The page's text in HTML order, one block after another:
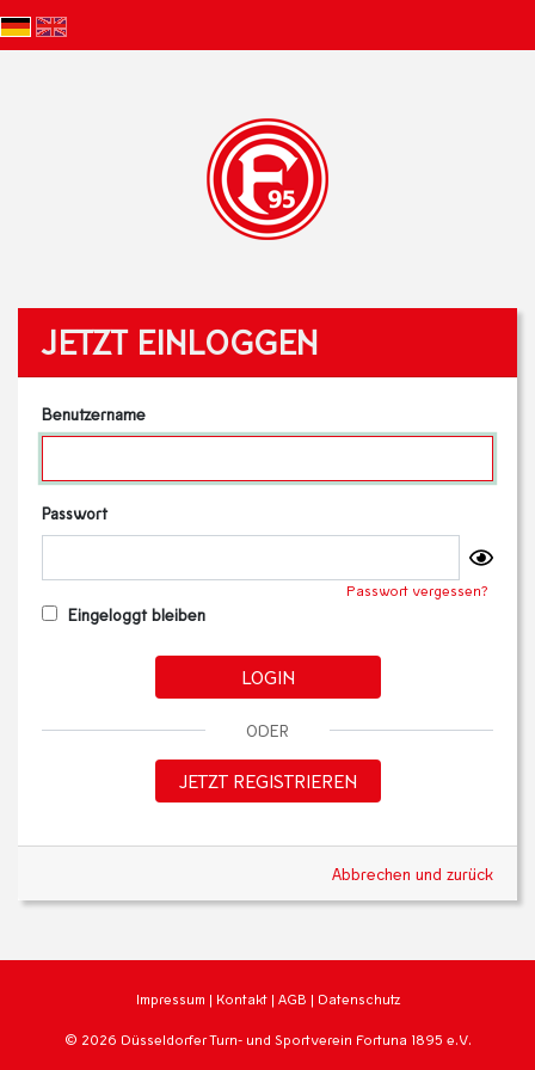
JETZT EINLOGGEN
Benutzername
Passwort
Passwort vergessen?
Eingeloggt bleiben
LOGIN
ODER
JETZT REGISTRIEREN
Abbrechen und zurück
Impressum | Kontakt | AGB | Datenschutz
© 2026 Düsseldorfer Turn- und Sportverein Fortuna 1895 e.V.